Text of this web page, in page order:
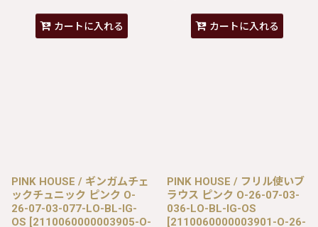
カートに入れる カートに入れる
PINK HOUSE / ギンガムチェ
ックチュニック ピンク O-
26-07-03-077-LO-BL-IG-
OS [2110060000003905-O-
PINK HOUSE / フリル使いブ
ラウス ピンク O-26-07-03-
036-LO-BL-IG-OS
[2110060000003901-O-26-